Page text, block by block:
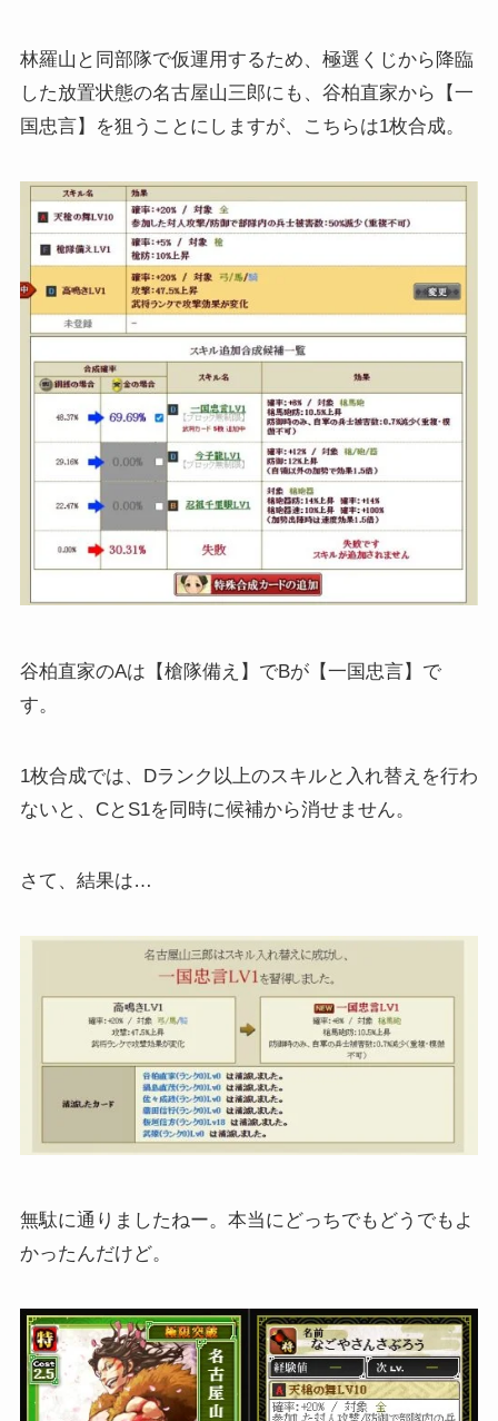
林羅山と同部隊で仮運用するため、極選くじから降臨
した放置状態の名古屋山三郎にも、谷柏直家から【一
国忠言】を狙うことにしますが、こちらは1枚合成。
谷柏直家のAは【槍隊備え】でBが【一国忠言】で
す。
1枚合成では、Dランク以上のスキルと入れ替えを行わ
ないと、CとS1を同時に候補から消せません。
さて、結果は…
無駄に通りましたねー。本当にどっちでもどうでもよ
かったんだけど。